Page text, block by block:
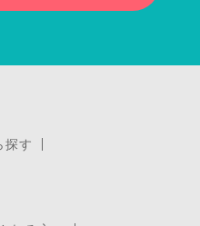
探す